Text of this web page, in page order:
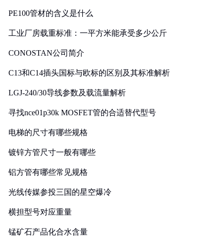
PE100管材的含义是什么
工业厂房载重标准：一平方米能承受多少公斤
CONOSTAN公司简介
C13和C14插头国标与欧标的区别及其标准解析
LGJ-240/30导线参数及载流量解析
寻找nce01p30k MOSFET管的合适替代型号
电梯的尺寸有哪些规格
镀锌方管尺寸一般有哪些
铝方管有哪些常见规格
光线传媒参投三国的星空爆冷
横担型号对应重量
锰矿石产品化合水含量